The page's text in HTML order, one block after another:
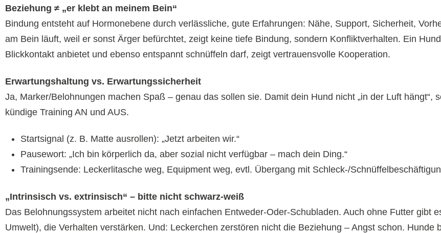
Beziehung ≠ „er klebt an meinem Bein“
Bindung entsteht auf Hormonebene durch verlässliche, gute Erfahrungen: Nähe, Support, Sicherheit,
am Bein läuft, weil er sonst Ärger befürchtet, zeigt keine tiefe Bindung, sondern Konfliktverhalten. Ein
Blickkontakt anbietet und ebenso entspannt schnüffeln darf, zeigt vertrauensvolle Kooperation.
Erwartungshaltung vs. Erwartungssicherheit
Ja, Marker/Belohnungen machen Spaß – genau das sollen sie. Damit dein Hund nicht „in der Luft hängt“,
kündige Training AN und AUS.
Startsignal (z. B. Matte ausrollen): „Jetzt arbeiten wir.“
Pausewort: „Ich bin körperlich da, aber sozial nicht verfügbar – mach dein Ding.“
Trainingsende: Leckerlitasche weg, Equipment weg, evtl. Übergang mit Schleck-/
„Intrinsisch vs. extrinsisch“ – bitte nicht schwarz-weiß
Das Belohnungssystem arbeitet nicht nach einfachen Entweder-Oder-Schubladen. Auch ohne Futter gibt
Umwelt), die Verhalten verstärken. Und: Leckerchen zerstören nicht die Beziehung – Angst schon. Hunde